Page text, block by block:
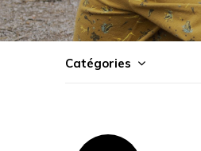
Catégories